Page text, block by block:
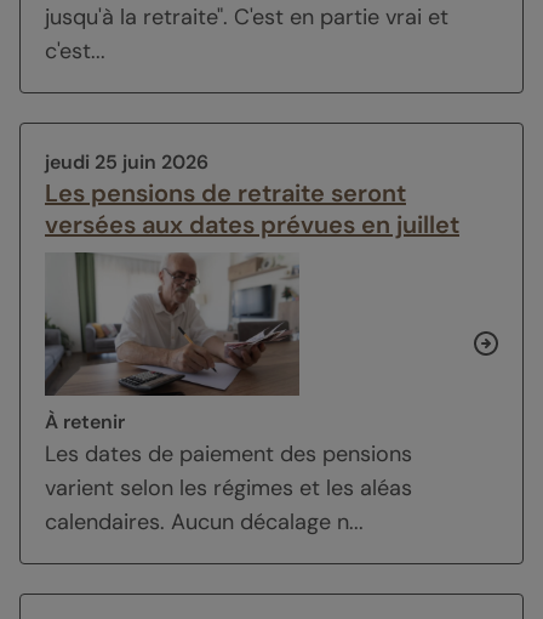
jusqu'à la retraite". C'est en partie vrai et
c'est...
jeudi 25 juin 2026
Les pensions de retraite seront
versées aux dates prévues en juillet
À retenir
Les dates de paiement des pensions
varient selon les régimes et les aléas
calendaires. Aucun décalage n...